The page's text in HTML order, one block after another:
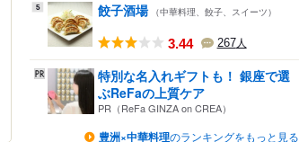
5 餃子酒場 （中華料理、餃子、スイーツ）
3.44 267人
特別な名入れギフトも！ 銀座で選
ぶReFaの上質ケア
PR（ReFa GINZA on CREA）
豊洲×中華料理のランキングをもっと見る